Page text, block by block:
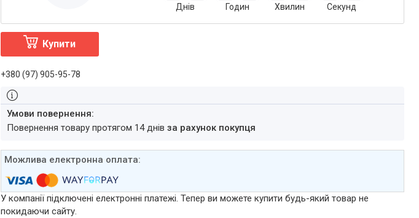
Днів Годин Хвилин Секунд
Купити
+380 (97) 905-95-78
повернення товару протягом 14 днів за рахунок покупця
У компанії підключені електронні платежі. Тепер ви можете купити будь-який товар не
покидаючи сайту.